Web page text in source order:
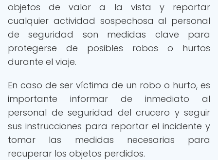
objetos de valor a la vista y reportar
cualquier actividad sospechosa al personal
de seguridad son medidas clave para
protegerse de posibles robos o hurtos
durante el viaje.
En caso de ser víctima de un robo o hurto, es
importante informar de inmediato al
personal de seguridad del crucero y seguir
sus instrucciones para reportar el incidente y
tomar las medidas necesarias para
recuperar los objetos perdidos.